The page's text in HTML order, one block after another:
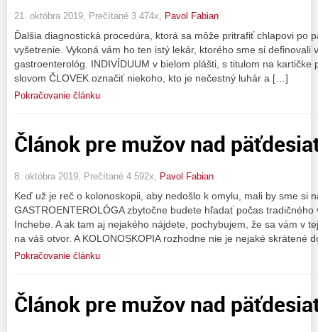
21. októbra 2019, Prečítané 3 474x, Pavol Fabian
Ďalšia diagnostická procedúra, ktorá sa môže pritrafiť chlapovi po
vyšetrenie. Vykoná vám ho ten istý lekár, ktorého sme si definovali
gastroenterológ. INDIVÍDUUM v bielom plášti, s titulom na
slovom ČLOVEK označiť niekoho, kto je nečestný luhár a […]
Pokračovanie článku
Článok pre mužov nad
8. októbra 2019, Prečítané 4 592x, Pavol Fabian
Keď už je reč o kolonoskopii, aby nedošlo k omylu, mali by sme si
GASTROENTEROLÓGA zbytočne budete hľadať počas
Inchebe. A ak tam aj nejakého nájdete, pochybujem, že sa vám v
na váš otvor. A KOLONOSKOPIA rozhodne nie je nejaké skrátené
Pokračovanie článku
Článok pre mužov nad